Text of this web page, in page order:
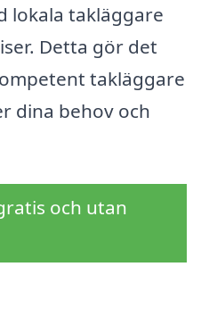
lokala takläggare
Detta gör det
takläggare
dina behov och
och utan